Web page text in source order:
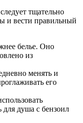
тщательно
и вести правильный
белье. Оно
из
менять и
его
для душа с бензоил